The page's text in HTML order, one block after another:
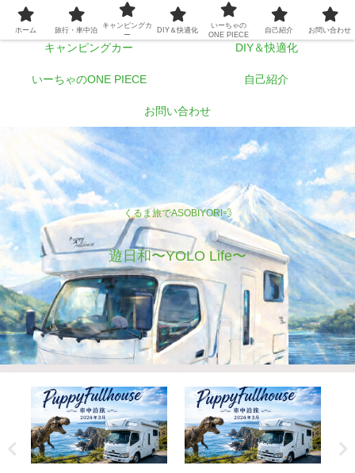
くるま旅でASOBIYORI💨
遊日和〜YOLO Life〜
ホーム 旅行・車中泊
キャンピングカー DIY＆快適化
いーちゃのONE PIECE 自己紹介
お問い合わせ
ホーム 旅行・車中泊
キャンピングカ
ー
DIY＆快適化
いーちゃの
ONE PIECE
自己紹介 お問い合わせ